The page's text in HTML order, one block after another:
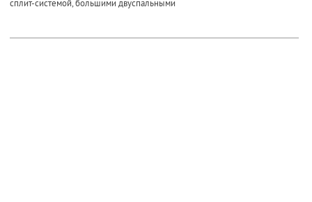
сплит-системой, большими двуспальными